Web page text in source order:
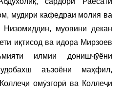
мудири кафедраи молия ва
Низомиддин, муовини декан
иқтисод ва идора Мирзоев
илмии донишҷӯёни
аъзоёни маҳфил,
омӯзгорӣ ва Коллеҷи